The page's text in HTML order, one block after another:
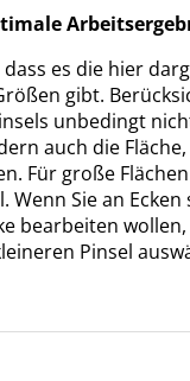
es die hier
gibt.
unbedingt
auch die Fläche,
Für große
Wenn Sie an
bearbeiten
Pinsel